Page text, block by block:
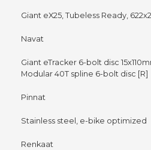
Giant eX25, Tubeless Ready,
Navat
Giant eTracker 6-bolt disc
Modular 40T spline 6-bolt disc [R]
Pinnat
Stainless steel, e-bike optimized
Renkaat